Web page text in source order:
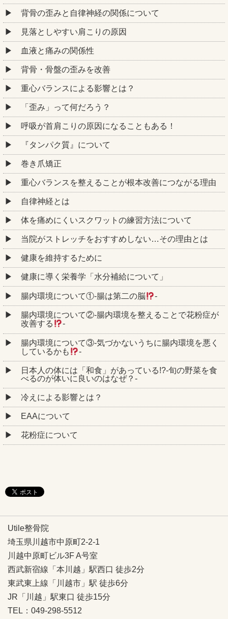
背骨の歪みと自律神経の関係について
見落としやすい肩こりの原因
血液と痛みの関係性
背骨・骨盤の歪みを改善
重心バランスによる影響とは？
「歪み」って何だろう？
呼吸が首肩こりの原因になることもある！
『タンパク質』について
巻き爪矯正
重心バランスを整えることが根本改善につながる理由
自律神経とは
体を痛めにくいスクワットの練習方法について
当院がストレッチをおすすめしない…その理由とは
健康を維持するために
健康に導く栄養学「水分補給について」
腸内環境について①‐腸は第二の脳 ‐
腸内環境について②‐腸内環境を整えることで花粉症が
改善する
‐
腸内環境について③‐気づかないうちに腸内環境を悪く
しているかも
‐
日本人の体には「和食」があっている!?-旬の野菜を食
べるのが体いに良いのはなぜ？-
冷えによる影響とは？
EAAについて
花粉症について
Utile整骨院
埼玉県川越市中原町2-2-1
川越中原町ビル3F A号室
西武新宿線「本川越」駅西口 徒歩2分
東武東上線「川越市」駅 徒歩6分
JR「川越」駅東口 徒歩15分
TEL：049-298-5512